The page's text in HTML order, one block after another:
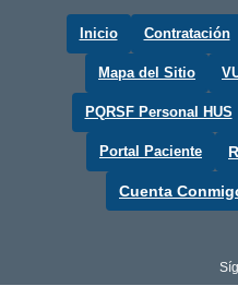
Inicio Contratación
Mapa del Sitio
PQRSF Personal HUS
Portal Paciente
Cuenta